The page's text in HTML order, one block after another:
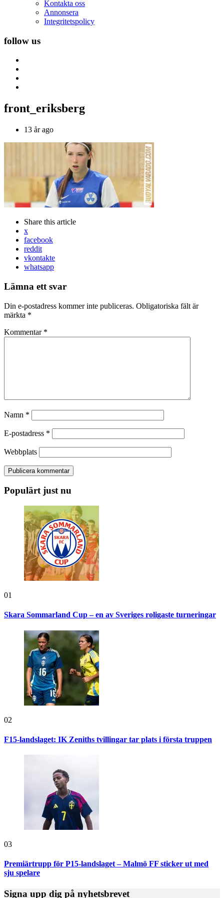
Kontakta oss
Annonsera
Integritetspolicy
follow us
front_eriksberg
13 år ago
Share this article
x
facebook
reddit
vkontakte
whatsapp
Lämna ett svar
Din e-postadress kommer inte publiceras. Obligatoriska fält är
märkta *
Kommentar *
Namn *
E-postadress *
Webbplats
Populärt just nu
01
Skara Sommarland Cup – en av Sveriges roligaste turneringar
02
F15-landslaget: IK Zeniths tvillingar tar plats i första truppen
03
Premiärtrupp för P15-landslaget – Malmö FF sticker ut med
sju spelare
Signa upp dig på nyhetsbrevet